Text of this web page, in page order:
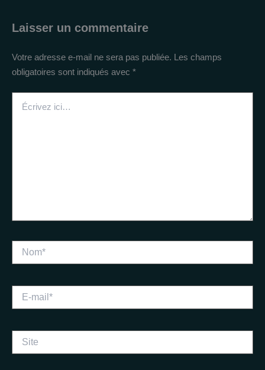
Laisser un commentaire
Votre adresse e-mail ne sera pas publiée. Les champs
obligatoires sont indiqués avec *
ici…
mail*
Site